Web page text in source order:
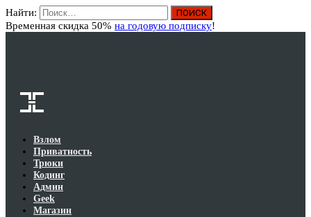
Найти:
Временная скидка 50% на годовую подписку!
Взлом
Приватность
Трюки
Кодинг
Админ
Geek
Магазин